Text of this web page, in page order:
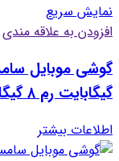
نمایش سریع
افزودن به علاقه مندی
گیگابایت رم ۸ گیگابایت &#۸۲۱۱; ویتنام
اطلاعات بیشتر